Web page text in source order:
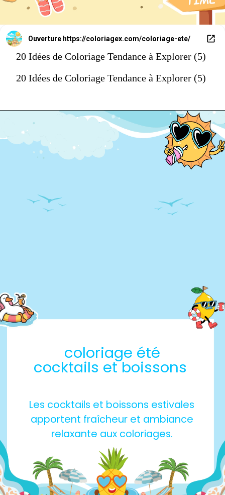
Ouverture https://coloriagex.com/coloriage-ete/
20 Idées de Coloriage Tendance à Explorer (5)
20 Idées de Coloriage Tendance à Explorer (5)
coloriage été
cocktails et boissons
Les cocktails et boissons estivales
apportent fraîcheur et ambiance
relaxante aux coloriages.